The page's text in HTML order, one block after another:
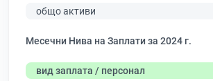
общо активи
Месечни Нива на Заплати за 2024 г.
вид заплата / персонал